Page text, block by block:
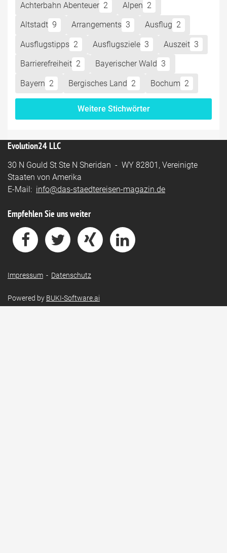
Achterbahn Abenteuer 2 Alpen 2
Altstadt 9 Arrangements 3 Ausflug 2
Ausflugstipps 2 Ausflugsziele 3 Auszeit 3
Barrierefreiheit 2 Bayerischer Wald 3
Bayern 2 Bergisches Land 2 Bochum 2
Weitere Stichwörter
Evolution24 LLC
30 N Gould St Ste N Sheridan - WY 82801, Vereinigte
Staaten von Amerika
E-Mail: info@das-staedtereisen-magazin.de
Empfehlen Sie uns weiter
Impressum - Datenschutz
Powered by BUKI-Software.ai